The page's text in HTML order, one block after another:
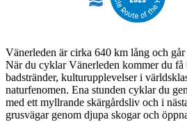
Vänerleden är cirka 640 km lång och går
När du cyklar Vänerleden kommer du få
badstränder, kulturupplevelser i
naturfenomen. Ena stunden cyklar du
med ett myllrande skärgårdsliv och i
grusvägar genom djupa skogar och